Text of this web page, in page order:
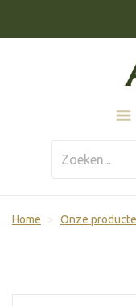
Home Onze